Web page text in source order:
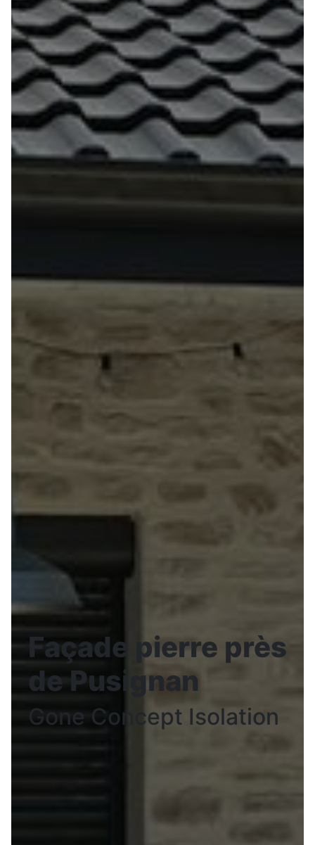
Façade pierre près
de Pusignan
Gone Concept Isolation